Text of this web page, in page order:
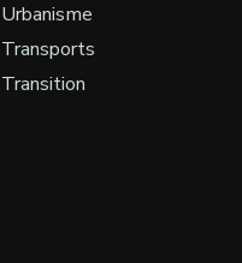
Urbanisme
Transports
Transition